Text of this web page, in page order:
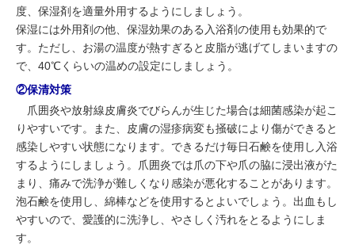
度、保湿剤を適量外用するようにしましょう。
保湿には外用剤の他、保湿効果のある入浴剤の使用も効果的で
す。ただし、お湯の温度が熱すぎると皮脂が逃げてしまいますの
で、40℃くらいの温めの設定にしましょう。
②保清対策
爪囲炎や放射線皮膚炎でびらんが生じた場合は細菌感染が起こ
りやすいです。また、皮膚の湿疹病変も掻破により傷ができると
感染しやすい状態になります。できるだけ毎日石鹸を使用し入浴
するようにしましょう。爪囲炎では爪の下や爪の脇に浸出液がた
まり、痛みで洗浄が難しくなり感染が悪化することがあります。
泡石鹸を使用し、綿棒などを使用するとよいでしょう。出血もし
やすいので、愛護的に洗浄し、やさしく汚れをとるようにしま
す。